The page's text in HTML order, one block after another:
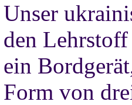
Unser
den
ein
Form von